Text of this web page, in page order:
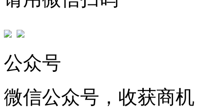
公众号
微信公众号，收获商机